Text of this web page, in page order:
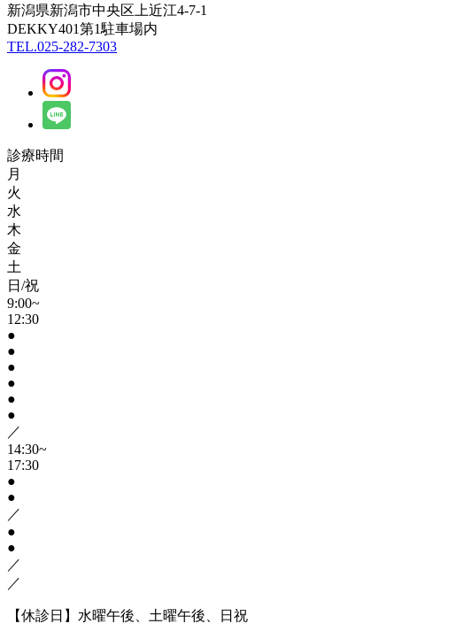
新潟県新潟市中央区上近江4-7-1
DEKKY401第1駐車場内
TEL.025-282-7303
診療時間
月
火
水
木
金
土
日/祝
9:00~
12:30
●
●
●
●
●
●
／
14:30~
17:30
●
●
／
●
●
／
／
【休診日】水曜午後、土曜午後、日祝